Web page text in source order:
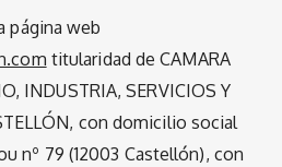
página web
titularidad de CAMARA
INDUSTRIA, SERVICIOS Y
con domicilio social
nº 79 (12003 Castellón), con